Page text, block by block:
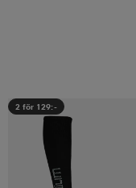
2 för 129:-